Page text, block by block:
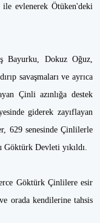
evlenerek Ötüken'deki
Bayurku, Dokuz Oğuz,
savaşmaları ve ayrıca
Çinli azınlığa destek
giderek zayıflayan
629 senesinde Çinlilerle
Göktürk Devleti yıkıldı.
Göktürk Çinlilere esir
orada kendilerine tahsis